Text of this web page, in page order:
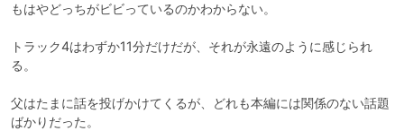
もはやどっちがビビっているのかわからない。
トラック4はわずか11分だけだが、それが永遠のように感じられ
る。
父はたまに話を投げかけてくるが、どれも本編には関係のない話題
ばかりだった。